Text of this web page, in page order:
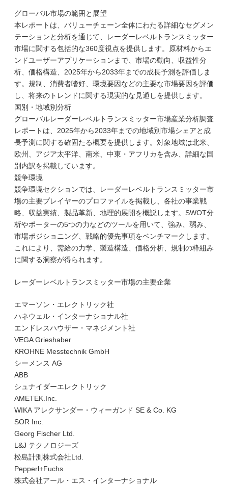
グローバル市場の範囲と展望
本レポートは、バリューチェーン全体にわたる詳細なセグメン
テーションと分析を通じて、レーダーレベルトランスミッター
市場に関する包括的な360度視点を提供します。原材料からエ
ンドユーザーアプリケーションまで、市場の動向、収益性分
析、価格構造、2025年から2033年までの成長予測を評価しま
す。規制、消費者嗜好、環境要因などの主要な市場要因を評価
し、将来のトレンドに関する現実的な見通しを提供します。
国別・地域別分析
グローバルレーダーレベルトランスミッター市場産業分析調査
レポートは、2025年から2033年までの地域別市場シェアと成
長予測に関する確固たる概要を提供します。対象地域は北米、
欧州、アジア太平洋、南米、中東・アフリカを含み、詳細な国
別内訳を掲載しています。
競争環境
競争環境セクションでは、レーダーレベルトランスミッター市
場の主要プレイヤーのプロファイルを掲載し、各社の事業戦
略、収益実績、製品革新、地理的展開を概説します。SWOT分
析やポーターの5つの力などのツールを用いて、強み、弱み、
市場ポジショニング、戦略的優先事項をベンチマークします。
これにより、需給の力学、製造構造、価格分析、規制の枠組み
に関する洞察が得られます。
レーダーレベルトランスミッター市場の主要企業
エマーソン・エレクトリック社
ハネウェル・インターナショナル社
エンドレスハウザー・マネジメント社
VEGA Grieshaber
KROHNE Messtechnik GmbH
シーメンス AG
ABB
シュナイダーエレクトリック
AMETEK.Inc.
WIKA アレクサンダー・ウィーガンド SE & Co. KG
SOR Inc.
Georg Fischer Ltd.
L&J テクノロジーズ
松島計測株式会社Ltd.
Pepperl+Fuchs
株式会社アール・エス・インターナショナル